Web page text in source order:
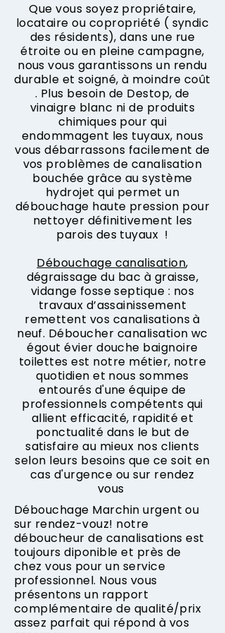
Que vous soyez propriétaire,
locataire ou copropriété ( syndic
des résidents), dans une rue
étroite ou en pleine campagne,
nous vous garantissons un rendu
durable et soigné, à moindre coût
. Plus besoin de Destop, de
vinaigre blanc ni de produits
chimiques pour qui
endommagent les tuyaux, nous
vous débarrassons facilement de
vos problèmes de canalisation
bouchée grâce au système
hydrojet qui permet un
débouchage haute pression pour
nettoyer définitivement les
parois des tuyaux !
Débouchage canalisation,
dégraissage du bac à graisse,
vidange fosse septique : nos
travaux d’assainissement
remettent vos canalisations à
neuf. Déboucher canalisation wc
égout évier douche baignoire
toilettes est notre métier, notre
quotidien et nous sommes
entourés d'une équipe de
professionnels compétents qui
allient efficacité, rapidité et
ponctualité dans le but de
satisfaire au mieux nos clients
selon leurs besoins que ce soit en
cas d'urgence ou sur rendez
vous
Débouchage Marchin urgent ou
sur rendez-vouz! notre
déboucheur de canalisations est
toujours diponible et près de
chez vous pour un service
professionnel. Nous vous
présentons un rapport
complémentaire de qualité/prix
assez parfait qui répond à vos